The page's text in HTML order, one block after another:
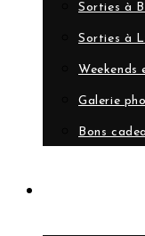
Sorties à
Sorties à
Weekends
Galerie
Bons